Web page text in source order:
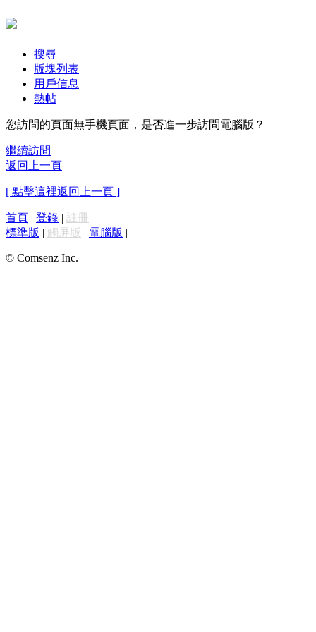
搜尋
版塊列表
用戶信息
熱帖
您訪問的頁面無手機頁面，是否進一步訪問電腦版？
繼續訪問
返回上一頁
[ 點擊這裡返回上一頁 ]
首頁 | 登錄 | 註冊
標準版 | 觸屏版 | 電腦版 |
© Comsenz Inc.